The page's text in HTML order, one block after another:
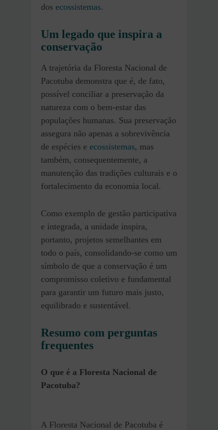
dos ecossistemas.
Um legado que inspira a
conservação
A trajetória da Floresta Nacional de
Pacotuba demonstra que é, de fato,
possível conciliar a preservação da
natureza com o bem-estar das
populações humanas. Sua preservação
assegura não apenas a sobrevivência
de espécies e ecossistemas, mas
também, consequentemente, a
manutenção das tradições culturais e o
fortalecimento da economia local.
Como exemplo de gestão participativa
e integrada, a unidade inspira,
portanto, projetos semelhantes em
todo o país, consolidando-se como um
símbolo de que a conservação é um
compromisso coletivo e fundamental
para garantir um futuro mais justo,
equilibrado e sustentável.
Resumo com perguntas
frequentes
O que é a Floresta Nacional de
Pacotuba?
A Floresta Nacional de Pacotuba é